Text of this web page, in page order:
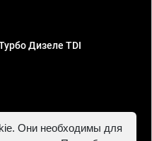
Дизеле TDI
ИНН 781302555843,
Они необходимы для